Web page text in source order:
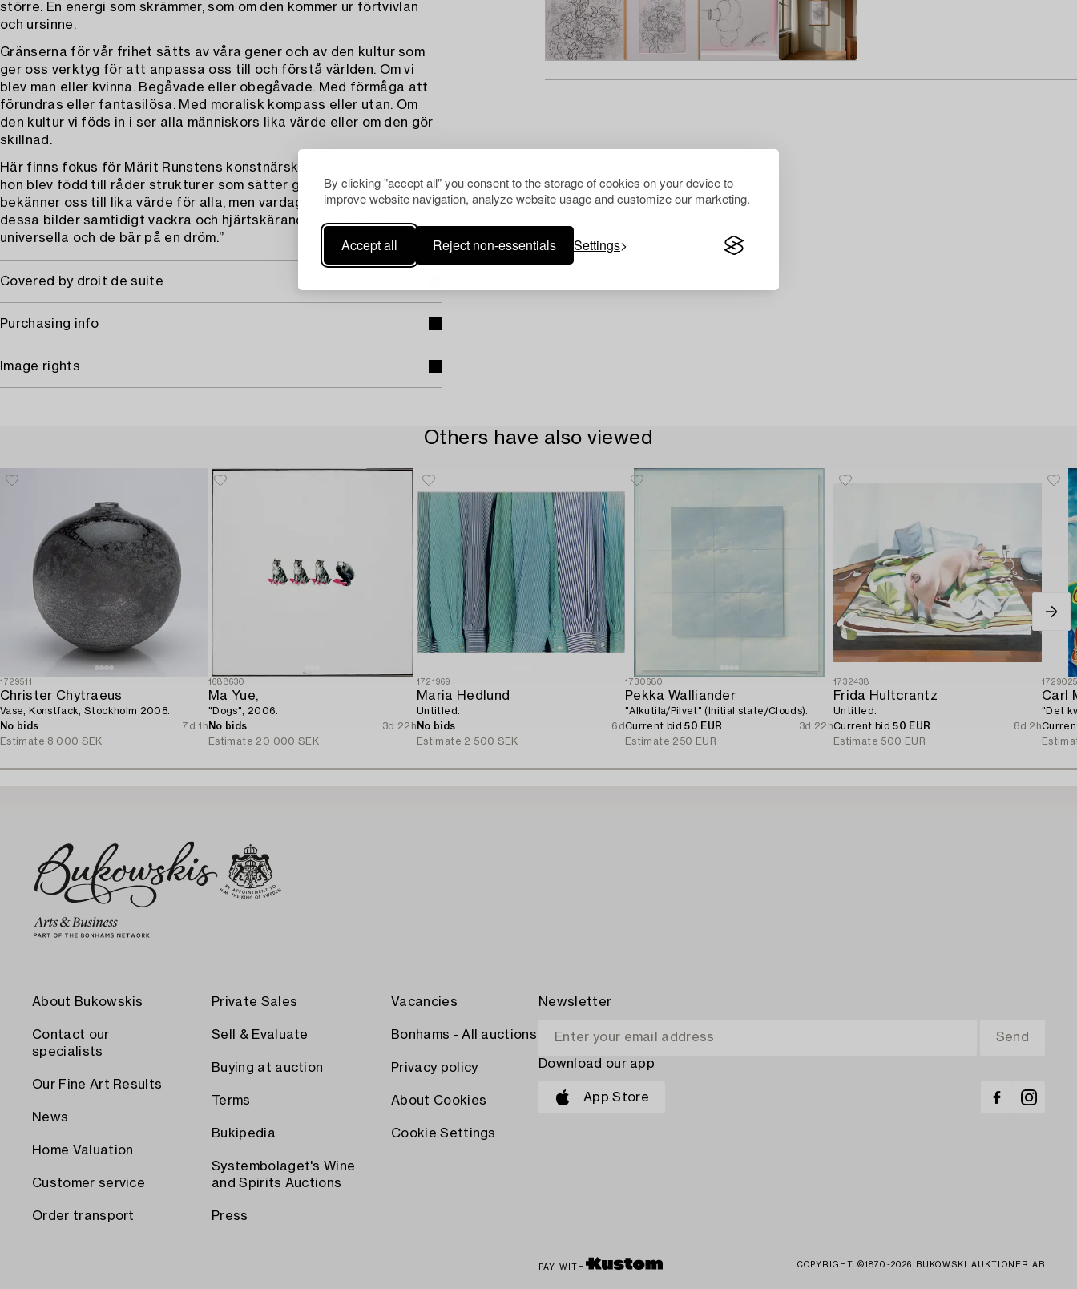
By clicking "accept all" you consent to the storage of cookies on your device to
improve website navigation, analyze website usage and customize our marketing.
Accept all Reject non-essentials Settings
större. En energi som skrämmer, som om den kommer ur förtvivlan
och ursinne.
Gränserna för vår frihet sätts av våra gener och av den kultur som
ger oss verktyg för att anpassa oss till och förstå världen. Om vi
blev man eller kvinna. Begåvade eller obegåvade. Med förmåga att
förundras eller fantasilösa. Med moralisk kompass eller utan. Om
den kultur vi föds in i ser alla människors lika värde eller om den gör
skillnad.
Här finns fokus för Märit Runstens konstnärskap. Också i den kultur
hon blev född till råder strukturer som sätter gränser för friheten. Vi
bekänner oss till lika värde för alla, men vardagen gör skillnad. Så är
dessa bilder samtidigt vackra och hjärtskärande, lokala och
universella och de bär på en dröm.”
Covered by droit de suite
Purchasing info
Image rights
Others have also viewed
1729511
Christer Chytraeus
Vase, Konstfack, Stockholm 2008.
No bids
7d 1h
Estimate 8 000 SEK
1688630
Ma Yue,
"Dogs", 2006.
No bids
3d 22h
Estimate 20 000 SEK
1721969
Maria Hedlund
Untitled.
No bids
6d
Estimate 2 500 SEK
1730680
Pekka Walliander
"Alkutila/Pilvet" (Initial state/Clouds).
Current bid50 EUR
3d 22h
Estimate 250 EUR
1732438
Frida Hultcrantz
Untitled.
Current bid50 EUR
8d 2h
Estimate 500 EUR
Carl
"Det
About Bukowskis
Contact our
specialists
Our Fine Art Results
News
Home Valuation
Customer service
Order transport
Private Sales
Sell & Evaluate
Buying at auction
Terms
Bukipedia
Systembolaget's Wine
and Spirits Auctions
Press
Vacancies
Bonhams - All auctions
Privacy policy
About Cookies
Cookie Settings
Newsletter
Download our app
App Store
PAY WITH COPYRIGHT ©1870-2026 BUKOWSKI AUKTIONER AB